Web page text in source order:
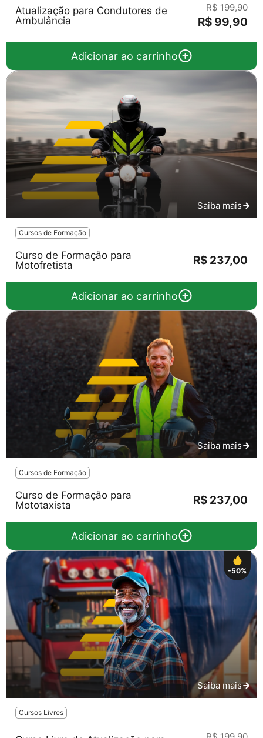
Atualização para Condutores de
Ambulância
R$ 199,90
R$ 99,90
Adicionar ao carrinho
Saiba mais
Cursos de Formação
Curso de Formação para
Motofretista
R$ 237,00
Adicionar ao carrinho
Saiba mais
Cursos de Formação
Curso de Formação para
Mototaxista
R$ 237,00
Adicionar ao carrinho
-50%
Saiba mais
Cursos Livres